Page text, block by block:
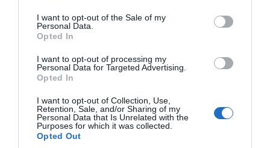
I want to opt-out of the Sale of my
Personal Data.
Opted In
I want to opt-out of processing my
Personal Data for Targeted Advertising.
Opted In
I want to opt-out of Collection, Use,
Retention, Sale, and/or Sharing of my
Personal Data that Is Unrelated with the
Purposes for which it was collected.
Opted Out